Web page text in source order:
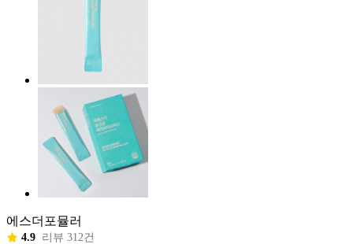
에스더포뮬러
4.9 리뷰 312건